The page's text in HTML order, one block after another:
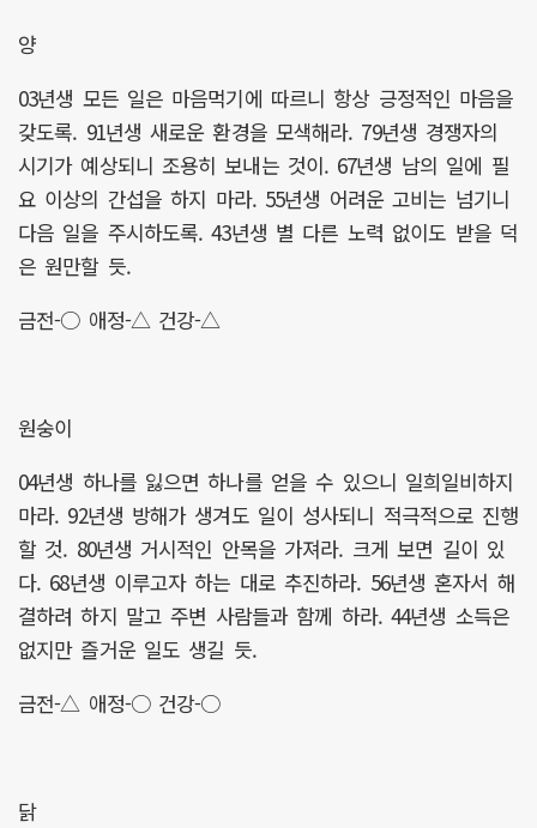
양
03년생 모든 일은 마음먹기에 따르니 항상 긍정적인 마음을
갖도록. 91년생 새로운 환경을 모색해라. 79년생 경쟁자의
시기가 예상되니 조용히 보내는 것이. 67년생 남의 일에 필
요 이상의 간섭을 하지 마라. 55년생 어려운 고비는 넘기니
다음 일을 주시하도록. 43년생 별 다른 노력 없이도 받을 덕
은 원만할 듯.
금전-○ 애정-△ 건강-△
원숭이
04년생 하나를 잃으면 하나를 얻을 수 있으니 일희일비하지
마라. 92년생 방해가 생겨도 일이 성사되니 적극적으로 진행
할 것. 80년생 거시적인 안목을 가져라. 크게 보면 길이 있
다. 68년생 이루고자 하는 대로 추진하라. 56년생 혼자서 해
결하려 하지 말고 주변 사람들과 함께 하라. 44년생 소득은
없지만 즐거운 일도 생길 듯.
금전-△ 애정-○ 건강-○
닭